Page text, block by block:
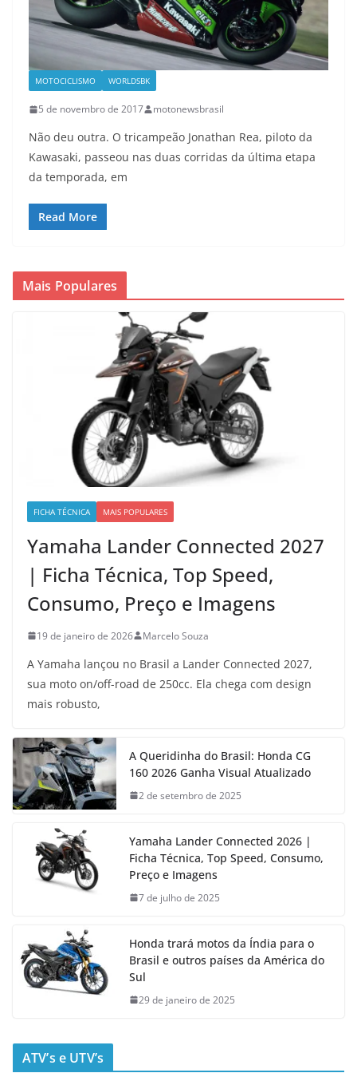
MOTOCICLISMO WORLDSBK
5 de novembro de 2017 motonewsbrasil
Não deu outra. O tricampeão Jonathan Rea, piloto da
Kawasaki, passeou nas duas corridas da última etapa
da temporada, em
Read More
Mais Populares
FICHA TÉCNICA MAIS POPULARES
Yamaha Lander Connected 2027
| Ficha Técnica, Top Speed,
Consumo, Preço e Imagens
19 de janeiro de 2026 Marcelo Souza
A Yamaha lançou no Brasil a Lander Connected 2027,
sua moto on/off-road de 250cc. Ela chega com design
mais robusto,
A Queridinha do Brasil: Honda CG
160 2026 Ganha Visual Atualizado
2 de setembro de 2025
Yamaha Lander Connected 2026 |
Ficha Técnica, Top Speed, Consumo,
Preço e Imagens
7 de julho de 2025
Honda trará motos da Índia para o
Brasil e outros países da América do
Sul
29 de janeiro de 2025
ATV’s e UTV’s